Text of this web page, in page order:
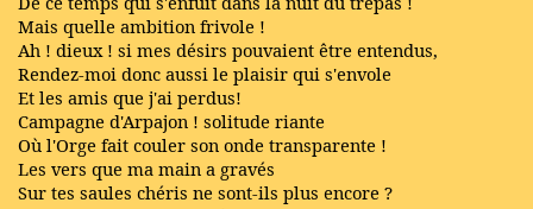
Mais quelle ambition frivole !
Ah ! dieux ! si mes désirs pouvaient être entendus,
Rendez-moi donc aussi le plaisir qui s'envole
Et les amis que j'ai perdus!
Campagne d'Arpajon ! solitude riante
Où l'Orge fait couler son onde transparente !
Les vers que ma main a gravés
Sur tes saules chéris ne sont-ils plus encore ?